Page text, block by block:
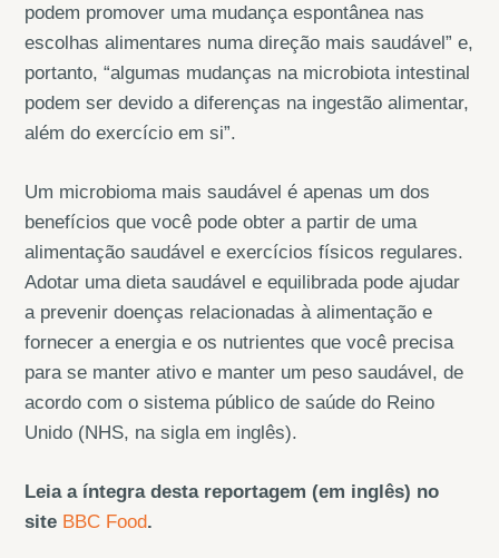
podem promover uma mudança espontânea nas
escolhas alimentares numa direção mais saudável” e,
portanto, “algumas mudanças na microbiota intestinal
podem ser devido a diferenças na ingestão alimentar,
além do exercício em si”.
Um microbioma mais saudável é apenas um dos
benefícios que você pode obter a partir de uma
alimentação saudável e exercícios físicos regulares.
Adotar uma dieta saudável e equilibrada pode ajudar
a prevenir doenças relacionadas à alimentação e
fornecer a energia e os nutrientes que você precisa
para se manter ativo e manter um peso saudável, de
acordo com o sistema público de saúde do Reino
Unido (NHS, na sigla em inglês).
Leia a íntegra desta reportagem (em inglês) no
site BBC Food.